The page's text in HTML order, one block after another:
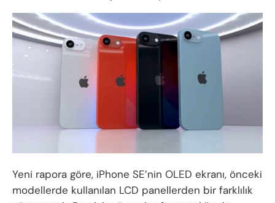
Yeni rapora göre, iPhone SE’nin OLED ekranı, önceki
modellerde kullanılan LCD panellerden bir farklılık